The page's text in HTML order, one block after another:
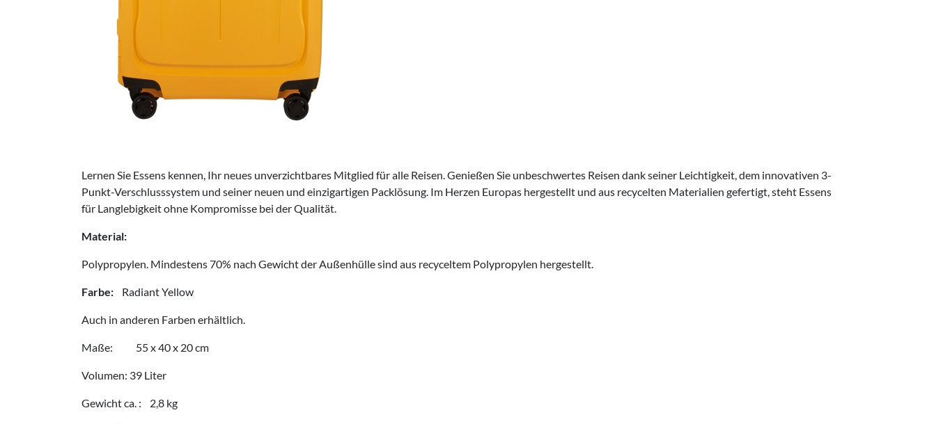
Lernen Sie Essens kennen, Ihr neues unverzichtbares Mitglied für alle Reisen. Genießen Sie unbeschwertes Reisen dank seiner Leichtigkeit, dem innovativen 3-
Punkt-Verschlusssystem und seiner neuen und einzigartigen Packlösung. Im Herzen Europas hergestellt und aus recycelten Materialien gefertigt, steht Essens
für Langlebigkeit ohne Kompromisse bei der Qualität.
Material:
Polypropylen. Mindestens 70% nach Gewicht der Außenhülle sind aus recyceltem Polypropylen hergestellt.
Farbe: Radiant Yellow
Auch in anderen Farben erhältlich.
Maße: 55 x 40 x 20 cm
Volumen: 39 Liter
Gewicht ca. : 2,8 kg